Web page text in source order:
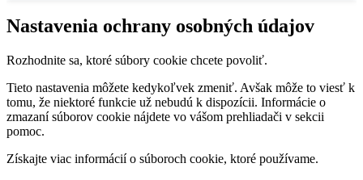
Nastavenia ochrany osobných údajov
Rozhodnite sa, ktoré súbory cookie chcete povoliť.
Tieto nastavenia môžete kedykoľvek zmeniť. Avšak môže to viesť k
tomu, že niektoré funkcie už nebudú k dispozícii. Informácie o
zmazaní súborov cookie nájdete vo vášom prehliadači v sekcii
pomoc.
Získajte viac informácií o súboroch cookie, ktoré používame.